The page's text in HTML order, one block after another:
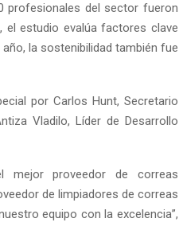
profesionales del sector fueron
el estudio evalúa factores clave
la sostenibilidad también fue
por Carlos Hunt, Secretario
Vladilo, Líder de Desarrollo
mejor proveedor de correas
de limpiadores de correas
equipo con la excelencia”,